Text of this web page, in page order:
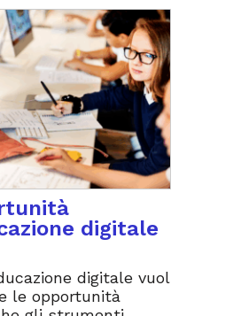
digitale
digitale vuol
le opportunità